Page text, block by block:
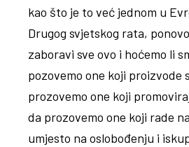
kao što je to već jednom u
Drugog svjetskog rata,
zaboravi sve ovo i hoćemo li
pozovemo one koji proizvode
prozovemo one koji
da prozovemo one koji rade
umjesto na oslobođenju i